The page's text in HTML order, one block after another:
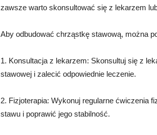
zawsze warto skonsultować się z lekarzem
Aby odbudować chrząstkę stawową, można
1. Konsultacja z lekarzem: Skonsultuj się z
stawowej i zalecić odpowiednie leczenie.
2. Fizjoterapia: Wykonuj regularne ćwiczenia
stawu i poprawić jego stabilność.